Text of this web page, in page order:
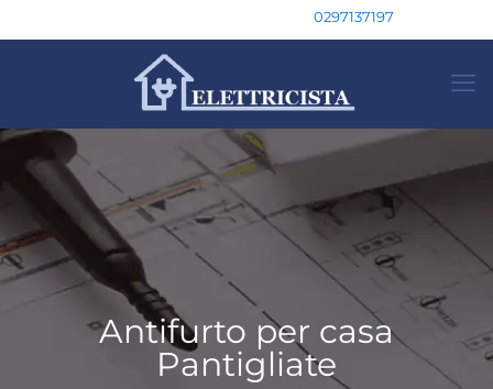
0297137197
Antifurto per casa
Pantigliate